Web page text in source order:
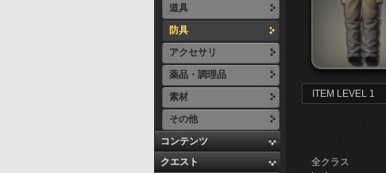
道具
防具
アクセサリ
薬品・調理品
素材
その他
コンテンツ
クエスト
ITEM LEVEL 1
全クラス